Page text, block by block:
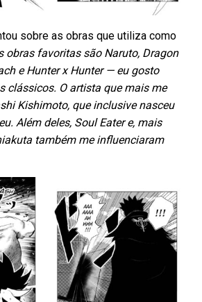
sobre as obras que utiliza como
obras favoritas são Naruto, Dragon
e Hunter x Hunter — eu gosto
clássicos. O artista que mais me
Kishimoto, que inclusive nasceu
Além deles, Soul Eater e, mais
também me influenciaram